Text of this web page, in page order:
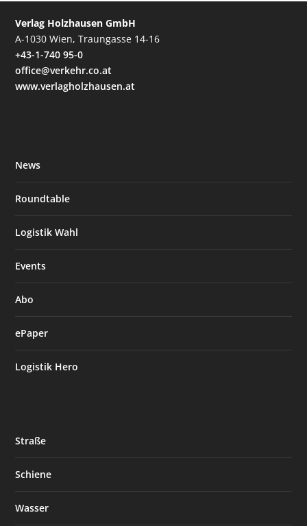
Verlag Holzhausen GmbH
A-1030 Wien, Traungasse 14-16
+43-1-740 95-0
office@verkehr.co.at
www.verlagholzhausen.at
News
Roundtable
Logistik Wahl
Events
Abo
ePaper
Logistik Hero
Straße
Schiene
Wasser